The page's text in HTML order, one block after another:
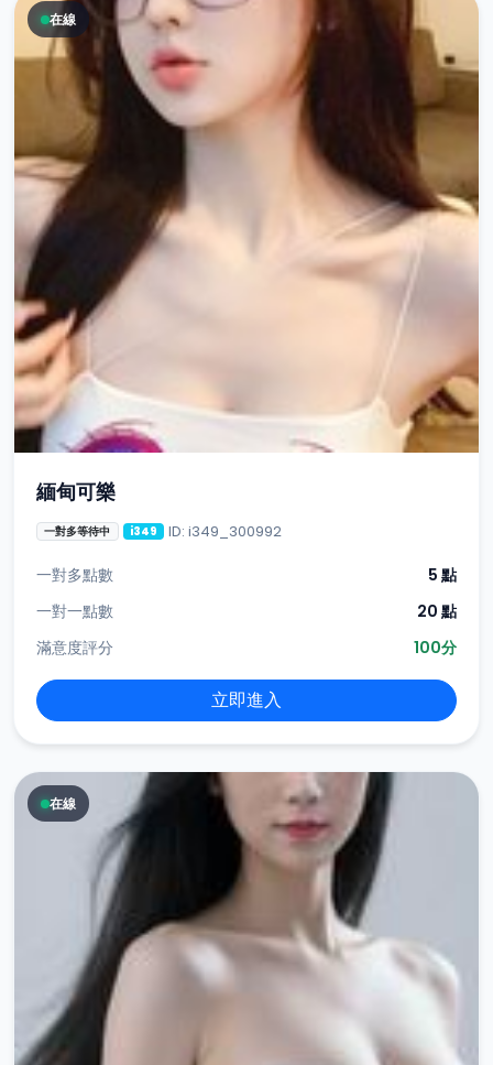
在線
緬甸可樂
一對多等待中 i349 ID: i349_300992
一對多點數
5 點
一對一點數
20 點
滿意度評分
100分
立即進入
在線